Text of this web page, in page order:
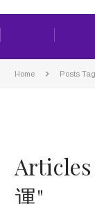
Home Posts
運"